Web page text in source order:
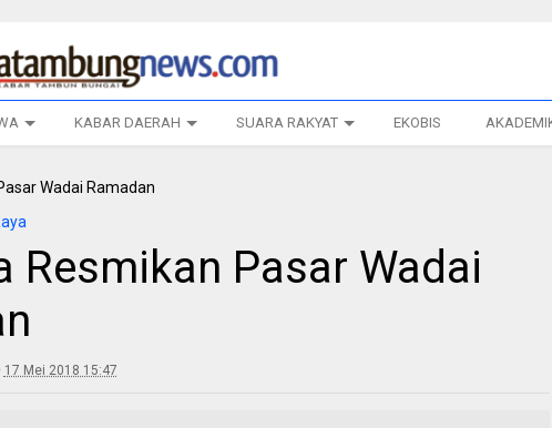
KABAR DAERAH SUARA RAKYAT EKOBIS
Resmikan Pasar Wadai
17 Mei 2018 15:47